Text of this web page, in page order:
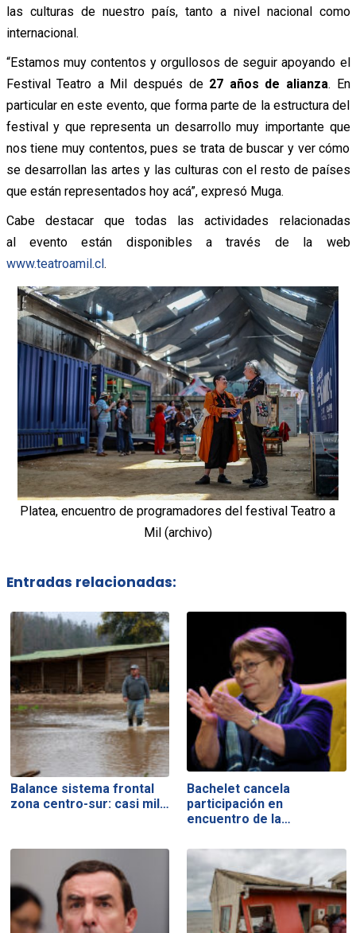
las culturas de nuestro país, tanto a nivel nacional como
internacional.
“Estamos muy contentos y orgullosos de seguir apoyando el
Festival Teatro a Mil después de27 años de alianza. En
particular en este evento, que forma parte de la estructura del
festival y que representa un desarrollo muy importante que
nos tiene muy contentos, pues se trata de buscar y ver cómo
se desarrollan las artes y las culturas con el resto de países
que están representados hoy acá”, expresó Muga.
Cabe destacar que todas las actividades relacionadas
al evento están disponibles a través de la web
www.teatroamil.cl.
Platea, encuentro de programadores del festival Teatro a
Mil (archivo)
Entradas relacionadas:
Balance sistema frontal
zona centro-sur: casi mil…
Bachelet cancela
participación en
encuentro de la…